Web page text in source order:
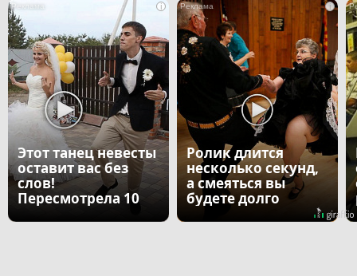
i
Этот танец невесты
оставит вас без
слов!
Пересмотрела 10
i
Ролик длится
несколько секунд,
а смеяться вы
будете долго